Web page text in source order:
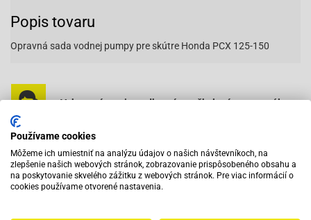
Popis tovaru
Opravná sada vodnej pumpy pre skútre Honda PCX 125-150
Vybavený servis s odborným vyškoleným personálom
Na trhu od roku 2007
Používame cookies
Môžeme ich umiestniť na analýzu údajov o našich návštevníkoch, na
zlepšenie našich webových stránok, zobrazovanie prispôsobeného obsahu a
na poskytovanie skvelého zážitku z webových stránok. Pre viac informácií o
cookies používame otvorené nastavenia.